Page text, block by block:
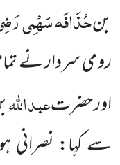
بنحُذَافَہ سَہْمِی
رومی سردار نے
اور حضرتعبداللہ
سے کہا: نصرانی